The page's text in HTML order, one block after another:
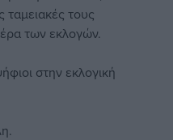
ταμειακές τους
των εκλογών.
στην εκλογική